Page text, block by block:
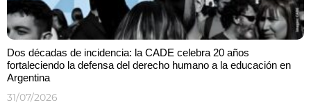
Dos décadas de incidencia: la CADE celebra 20 años
fortaleciendo la defensa del derecho humano a la educación en
Argentina
31/07/2026